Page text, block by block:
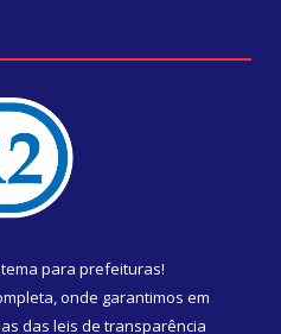
para prefeituras!
onde garantimos em
das leis de transparência